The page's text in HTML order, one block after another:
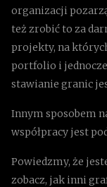
organizacji
też zrobić to za
projekty, na
portfolio i
stawianie granic
Innym sposobem
współpracy jest
Powiedzmy, że
zobacz, jak inni